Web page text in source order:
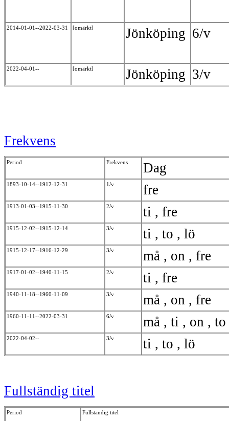
2014-01-01--2022-03-31 [omärkt] Jönköping 6/v
2022-04-01-- [omärkt] Jönköping 3/v
Frekvens
Period Frekvens Dag
1893-10-14--1912-12-31 1/v fre
1913-01-03--1915-11-30 2/v ti , fre
1915-12-02--1915-12-14 3/v ti , to , lö
1915-12-17--1916-12-29 3/v må , on , fre
1917-01-02--1940-11-15 2/v ti , fre
1940-11-18--1960-11-09 3/v må , on , fre
1960-11-11--2022-03-31 6/v må , ti , on ,
2022-04-02-- 3/v ti , to , lö
Fullständig titel
Period Fullständig titel